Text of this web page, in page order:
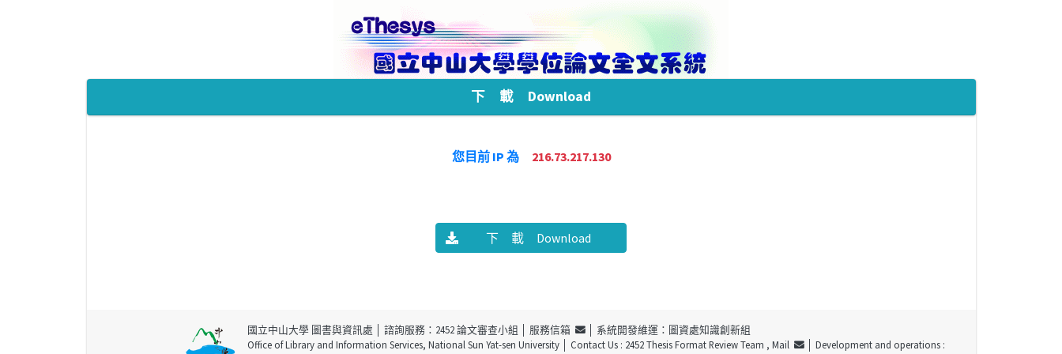
下 載 Download
您目前 IP 為 216.73.217.130
下 載 Download
國立中山大學 圖書與資訊處 │ 諮詢服務：2452 論文審查小組 │ 服務信箱
│ 系統開發維運：圖資處知識創新組
Office of Library and Information Services, National Sun Yat-sen University│ Contact Us : 2452 Thesis Format Review Team , Mail
│ Development and operations :